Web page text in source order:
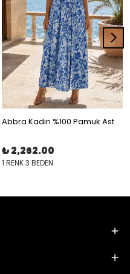
Abbra Kadın %100 Pamuk Astarlı Boyundan Bağlamalı Elbise
₺ 2,262.00
1 RENK 3 BEDEN